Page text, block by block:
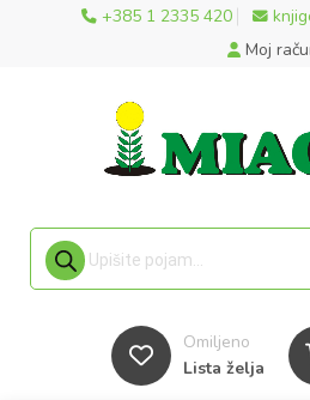
+385 1 2335 420
Moj
Products search
Omiljeno
Lista želja